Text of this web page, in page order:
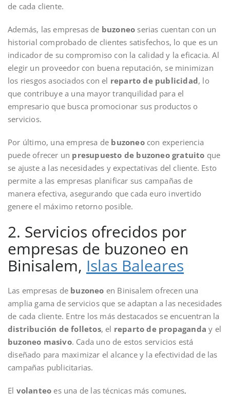
de cada cliente.
Además, las empresas de buzoneo serias cuentan con un
historial comprobado de clientes satisfechos, lo que es un
indicador de su compromiso con la calidad y la eficacia. Al
elegir un proveedor con buena reputación, se minimizan
los riesgos asociados con el reparto de publicidad, lo
que contribuye a una mayor tranquilidad para el
empresario que busca promocionar sus productos o
servicios.
Por último, una empresa de buzoneocon experiencia
puede ofrecer un presupuesto de buzoneo gratuito que
se ajuste a las necesidades y expectativas del cliente. Esto
permite a las empresas planificar sus campañas de
manera efectiva, asegurando que cada euro invertido
genere el máximo retorno posible.
2. Servicios ofrecidos por
empresas de buzoneo en
Binisalem, Islas Baleares
Las empresas de buzoneo en Binisalem ofrecen una
amplia gama de servicios que se adaptan a las necesidades
de cada cliente. Entre los más destacados se encuentran la
distribución de folletos, el reparto de propaganda y el
buzoneo masivo. Cada uno de estos servicios está
diseñado para maximizar el alcance y la efectividad de las
campañas publicitarias.
El volanteo es una de las técnicas más comunes,